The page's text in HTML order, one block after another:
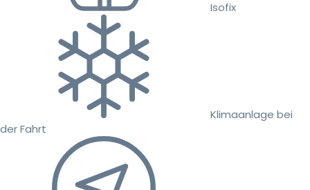
Isofix
Klimaanlage bei
der Fahrt